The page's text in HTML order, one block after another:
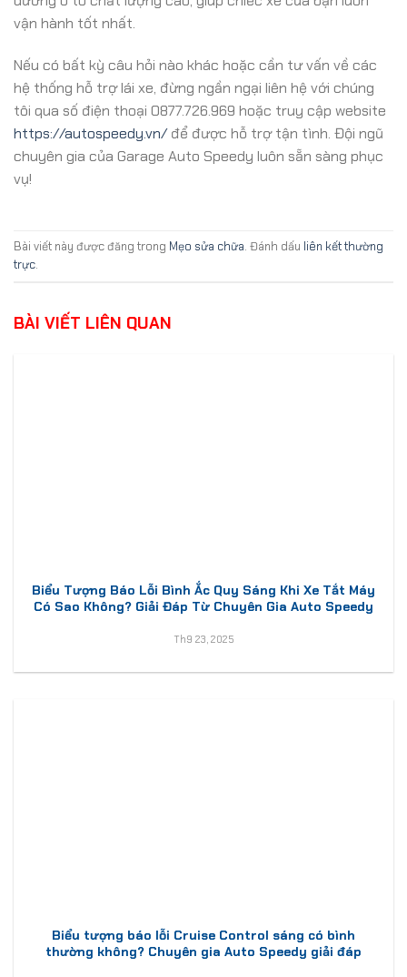
vận hành tốt nhất.
Nếu có bất kỳ câu hỏi nào khác hoặc cần tư vấn về các
hệ thống hỗ trợ lái xe, đừng ngần ngại liên hệ với chúng
tôi qua số điện thoại 0877.726.969 hoặc truy cập website
https://autospeedy.vn/để được hỗ trợ tận tình. Đội ngũ
chuyên gia của Garage Auto Speedy luôn sẵn sàng phục
vụ!
Bài viết này được đăng trong Mẹo sửa chữa. Đánh dấu liên kết thường
trực.
BÀI VIẾT LIÊN QUAN
Biểu Tượng Báo Lỗi Bình Ắc Quy Sáng Khi Xe Tắt Máy
Có Sao Không? Giải Đáp Từ Chuyên Gia Auto Speedy
Th9 23, 2025
Biểu tượng báo lỗi Cruise Control sáng có bình
thường không? Chuyên gia Auto Speedy giải đáp